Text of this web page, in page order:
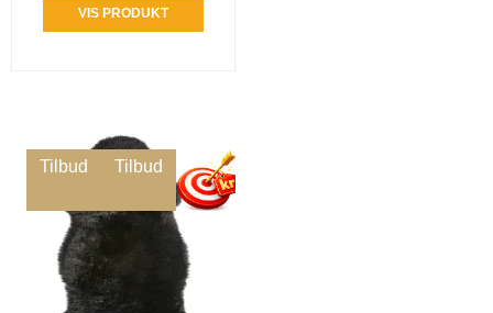
VIS PRODUKT
Tilbud Tilbud